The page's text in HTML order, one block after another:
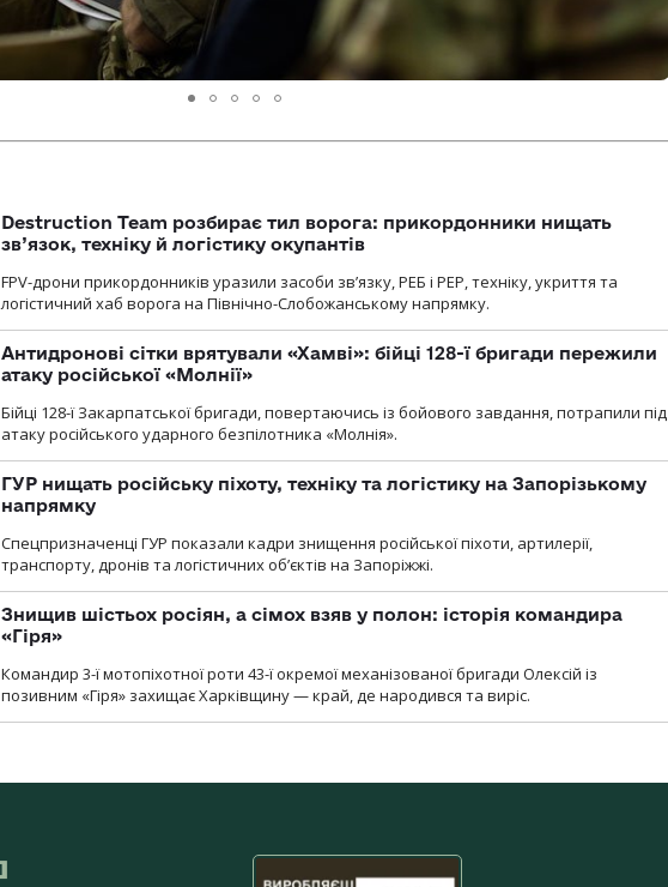
Destruction Team розбирає тил ворога: прикордонники нищать
зв’язок, техніку й логістику окупантів
FPV-дрони прикордонників уразили засоби зв’язку, РЕБ і РЕР, техніку, укриття та
логістичний хаб ворога на Північно-Слобожанському напрямку.
Антидронові сітки врятували «Хамві»: бійці 128-ї бригади пережили
атаку російської «Молнії»
Бійці 128-ї Закарпатської бригади, повертаючись із бойового завдання, потрапили під
атаку російського ударного безпілотника «Молнія».
ГУР нищать російську піхоту, техніку та логістику на Запорізькому
напрямку
Спецпризначенці ГУР показали кадри знищення російської піхоти, артилерії,
транспорту, дронів та логістичних об’єктів на Запоріжжі.
Знищив шістьох росіян, а сімох взяв у полон: історія командира
«Гіря»
Командир 3-ї мотопіхотної роти 43-ї окремої механізованої бригади Олексій із
позивним «Гіря» захищає Харківщину — край, де народився та виріс.